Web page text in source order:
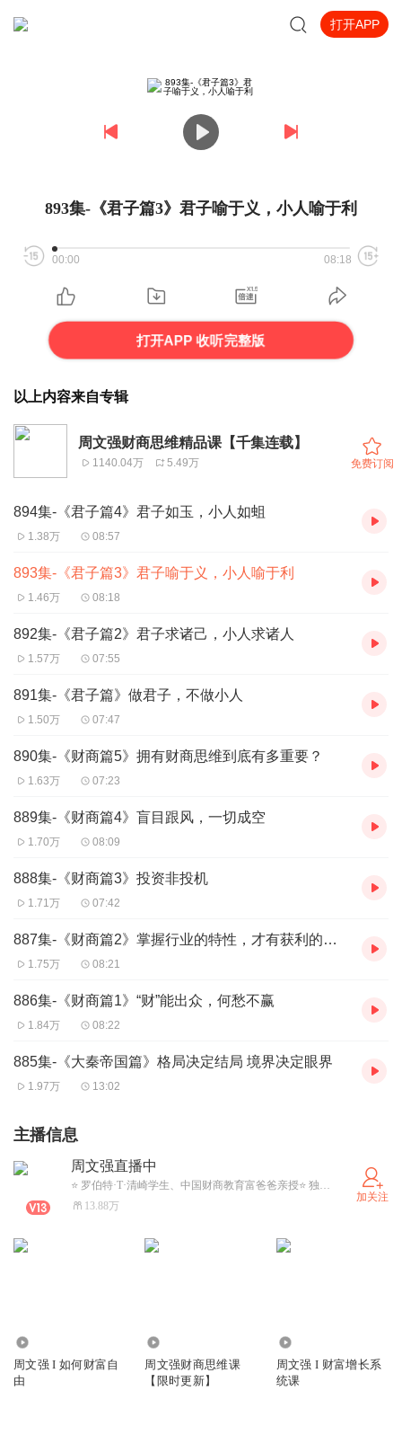
打开APP
893集-《君子篇3》君子喻于义，小人喻于利
00:00 08:18
打开APP 收听完整版
以上内容来自专辑
周文强财商思维精品课【千集连载】
1140.04万 5.49万 免费订阅
894集-《君子篇4》君子如玉，小人如蛆
1.38万 08:57
893集-《君子篇3》君子喻于义，小人喻于利
1.46万 08:18
892集-《君子篇2》君子求诸己，小人求诸人
1.57万 07:55
891集-《君子篇》做君子，不做小人
1.50万 07:47
890集-《财商篇5》拥有财商思维到底有多重要？
1.63万 07:23
889集-《财商篇4》盲目跟风，一切成空
1.70万 08:09
888集-《财商篇3》投资非投机
1.71万 07:42
887集-《财商篇2》掌握行业的特性，才有获利的契机
1.75万 08:21
886集-《财商篇1》“财”能出众，何愁不赢
1.84万 08:22
885集-《大秦帝国篇》格局决定结局 境界决定眼界
1.97万 13:02
主播信息
周文强直播中
⭐ 罗伯特·T·清崎学生、中国财商教育富爸爸亲授⭐ 独创致富学体系，4大板块全方位根除穷人思维⭐ 已开授1000多场大课，帮助百人实现财富梦⭐了解请:l8594273l9l
13.88万
加关注
周文强 I 如何财富自
由
周文强财商思维课
【限时更新】
周文强 I 财富增长系
统课